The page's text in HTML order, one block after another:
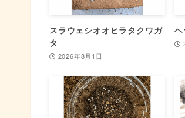
スラウェシオオヒラタクワガ
タ
2026年8月1日
ヘ